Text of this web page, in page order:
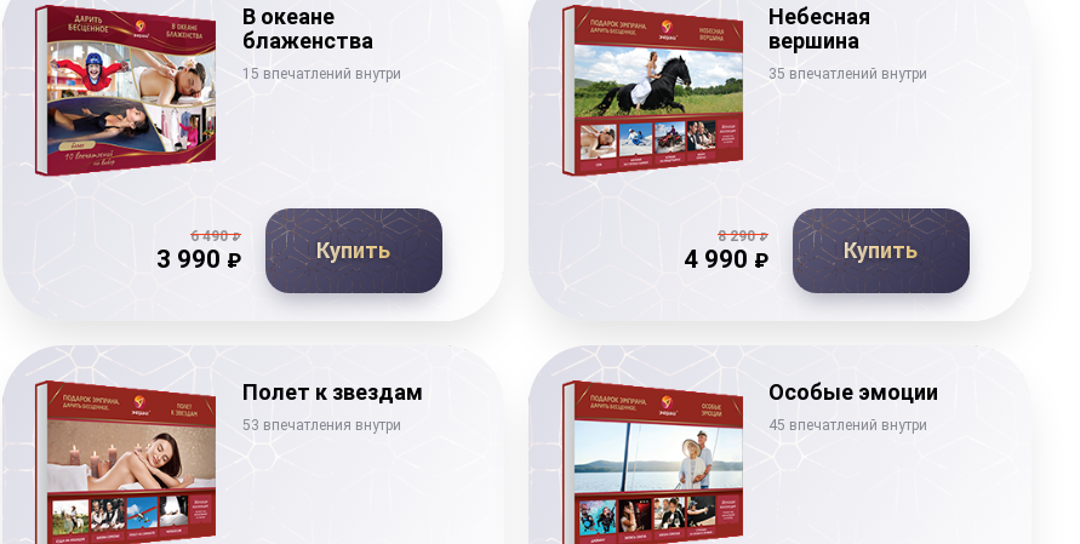
В океане
блаженства
15 впечатлений внутри
6 490₽
3 990 ₽ Купить
Небесная
вершина
35 впечатлений внутри
8 290₽
4 990 ₽ Купить
Полет к звездам
53 впечатления внутри
Особые эмоции
45 впечатлений внутри